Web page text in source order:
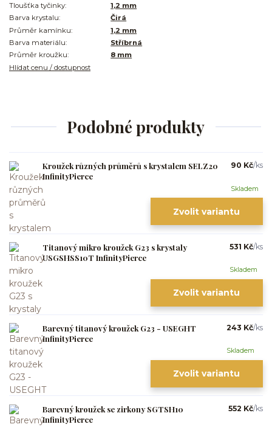
Tloušťka tyčinky:
1,2 mm
Barva krystalu:
Čirá
Průměr kamínku:
1,2 mm
Barva materiálu:
Stříbrná
Průměr kroužku:
8 mm
Hlídat cenu / dostupnost
Podobné produkty
Kroužek různých průměrů s krystalem SELZ20
InfinityPierce
90 Kč/ks
Skladem
Zvolit variantu
Titanový mikro kroužek G23 s krystaly
USGSHSS10T InfinityPierce
531 Kč/ks
Skladem
Zvolit variantu
Barevný titanový kroužek G23 - USEGHT
InfinityPierce
243 Kč/ks
Skladem
Zvolit variantu
Barevný kroužek se zirkony SGTSH10
InfinityPierce
552 Kč/ks